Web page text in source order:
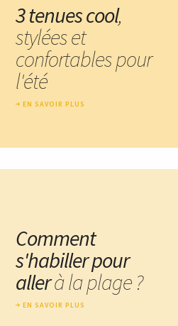
3 tenues cool,
stylées et
confortables pour
l'été
EN SAVOIR PLUS
Comment
s'habiller pour
allerà la plage ?
EN SAVOIR PLUS